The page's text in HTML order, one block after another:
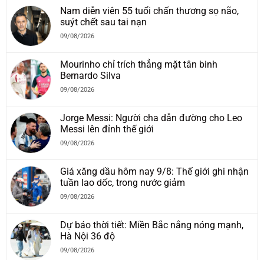
Nam diễn viên 55 tuổi chấn thương sọ não,
suýt chết sau tai nạn
09/08/2026
Mourinho chỉ trích thẳng mặt tân binh
Bernardo Silva
09/08/2026
Jorge Messi: Người cha dẫn đường cho Leo
Messi lên đỉnh thế giới
09/08/2026
Giá xăng dầu hôm nay 9/8: Thế giới ghi nhận
tuần lao dốc, trong nước giảm
09/08/2026
Dự báo thời tiết: Miền Bắc nắng nóng mạnh,
Hà Nội 36 độ
09/08/2026